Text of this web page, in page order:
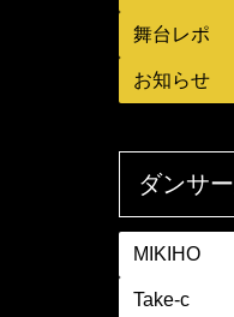
舞台レポ
お知らせ
ダンサ
MIKIHO
Take-c